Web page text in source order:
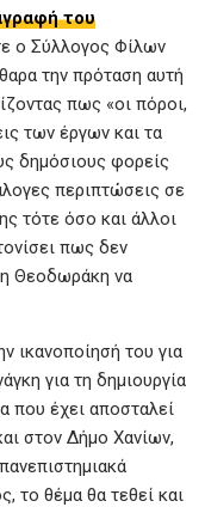
του
ο Σύλλογος Φίλων
την πρόταση αυτή
πως «οι πόροι,
των έργων και τα
δημόσιους φορείς
περιπτώσεις σε
τότε όσο και άλλοι
πως δεν
Θεοδωράκη να
ικανοποίησή του για
για τη δημιουργία
που έχει αποσταλεί
στον Δήμο Χανίων,
το θέμα θα τεθεί και